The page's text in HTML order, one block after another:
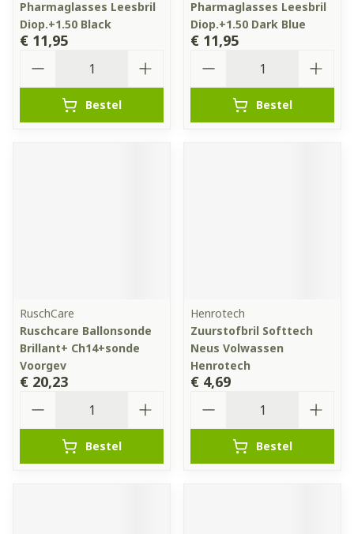
Pharmaglasses Leesbril
Diop.+1.50 Black
€ 11,95
Bestel
Pharmaglasses Leesbril
Diop.+1.50 Dark Blue
€ 11,95
Bestel
RuschCare
Ruschcare Ballonsonde
Brillant+ Ch14+sonde
Voorgev
€ 20,23
Bestel
Henrotech
Zuurstofbril Softtech
Neus Volwassen
Henrotech
€ 4,69
Bestel